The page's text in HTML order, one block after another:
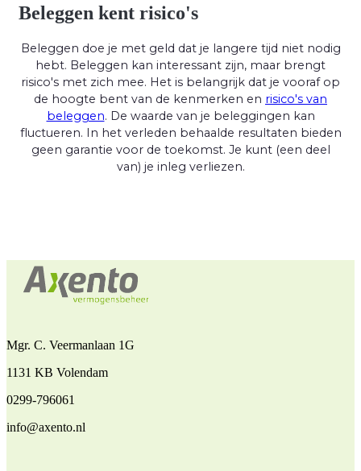
Beleggen kent risico's
Beleggen doe je met geld dat je langere tijd niet nodig
hebt. Beleggen kan interessant zijn, maar brengt
risico's met zich mee. Het is belangrijk dat je vooraf op
de hoogte bent van de kenmerken en risico's van
beleggen. De waarde van je beleggingen kan
fluctueren. In het verleden behaalde resultaten bieden
geen garantie voor de toekomst. Je kunt (een deel
van) je inleg verliezen.
Mgr. C. Veermanlaan 1G
1131 KB Volendam
0299-796061
info@axento.nl